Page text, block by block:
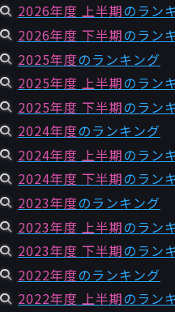
2026年度 上半期のラン
2026年度 下半期のラン
2025年度のランキング
2025年度 上半期のラン
2025年度 下半期のラン
2024年度のランキング
2024年度 上半期のラン
2024年度 下半期のラン
2023年度のランキング
2023年度 上半期のラン
2023年度 下半期のラン
2022年度のランキング
2022年度 上半期のラン